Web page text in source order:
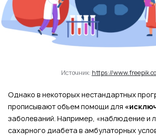
Источник: https://
Однако в некоторых нестандартных
прописывают объем помощи для
заболеваний. Например, «наблюдение и
сахарного диабета в амбулаторных